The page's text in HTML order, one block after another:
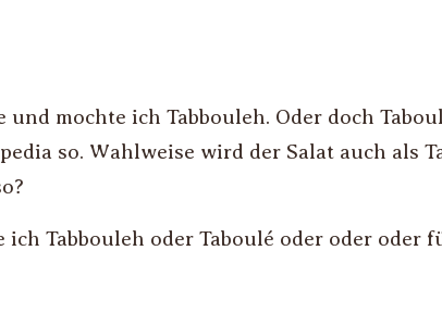
mochte ich Tabbouleh. Oder doch
so. Wahlweise wird der Salat auch als
Tabbouleh oder Taboulé oder oder oder